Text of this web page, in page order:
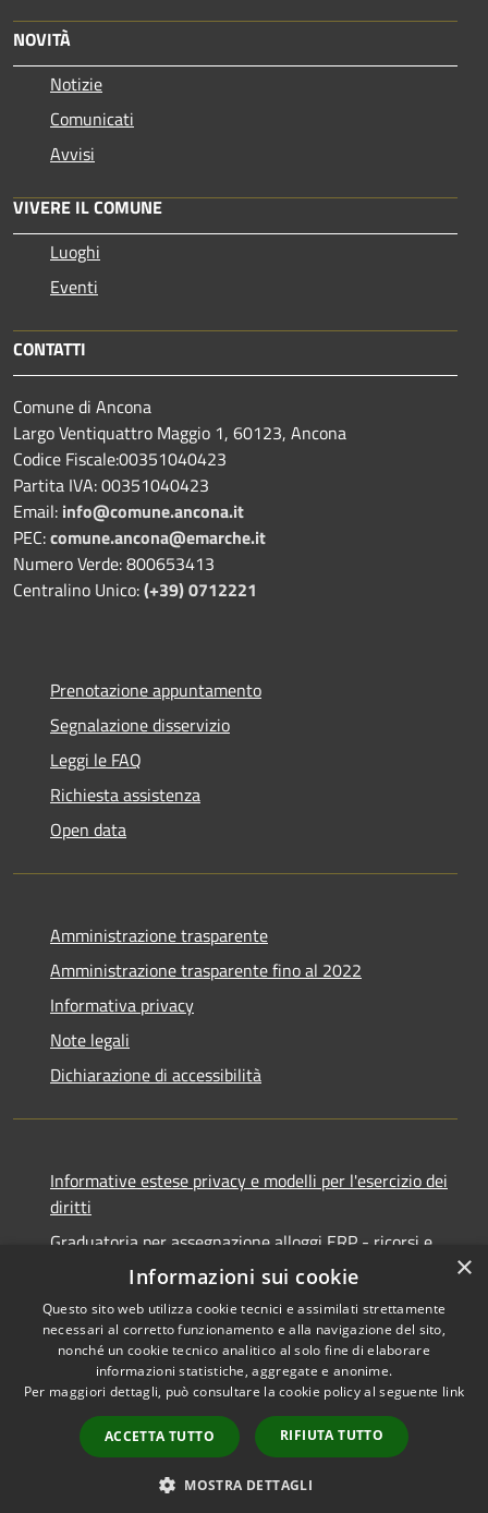
NOVITÀ
Notizie
Comunicati
Avvisi
VIVERE IL COMUNE
Luoghi
Eventi
CONTATTI
Comune di Ancona
Largo Ventiquattro Maggio 1, 60123, Ancona
Codice Fiscale:00351040423
Partita IVA: 00351040423
Email: info@comune.ancona.it
PEC:comune.ancona@emarche.it
Numero Verde: 800653413
Centralino Unico:(+39) 0712221
Prenotazione appuntamento
Segnalazione disservizio
Leggi le FAQ
Richiesta assistenza
Open data
Amministrazione trasparente
Amministrazione trasparente fino al 2022
Informativa privacy
Note legali
Dichiarazione di accessibilità
Informative estese privacy e modelli per l'esercizio dei
diritti
Graduatoria per assegnazione alloggi ERP - ricorsi e
Accessibilità
Copyright © 2026 • Comune di
Ancona • Powered by
Municipium•
Accesso
redazione
×
Informazioni sui cookie
Questo sito web utilizza cookie tecnici e assimilati strettamente
necessari al corretto funzionamento e alla navigazione del sito,
nonché un cookie tecnico analitico al solo fine di elaborare
informazioni statistiche, aggregate e anonime.
Per maggiori dettagli, può consultare la cookie policy al seguente link
ACCETTA TUTTO RIFIUTA TUTTO
MOSTRA DETTAGLI